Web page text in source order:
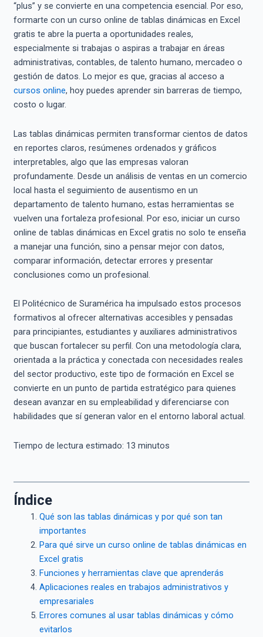
“plus” y se convierte en una competencia esencial. Por eso,
formarte con un curso online de tablas dinámicas en Excel
gratis te abre la puerta a oportunidades reales,
especialmente si trabajas o aspiras a trabajar en áreas
administrativas, contables, de talento humano, mercadeo o
gestión de datos. Lo mejor es que, gracias al acceso a
cursos online, hoy puedes aprender sin barreras de tiempo,
costo o lugar.
Las tablas dinámicas permiten transformar cientos de datos
en reportes claros, resúmenes ordenados y gráficos
interpretables, algo que las empresas valoran
profundamente. Desde un análisis de ventas en un comercio
local hasta el seguimiento de ausentismo en un
departamento de talento humano, estas herramientas se
vuelven una fortaleza profesional. Por eso, iniciar un curso
online de tablas dinámicas en Excel gratis no solo te enseña
a manejar una función, sino a pensar mejor con datos,
comparar información, detectar errores y presentar
conclusiones como un profesional.
El Politécnico de Suramérica ha impulsado estos procesos
formativos al ofrecer alternativas accesibles y pensadas
para principiantes, estudiantes y auxiliares administrativos
que buscan fortalecer su perfil. Con una metodología clara,
orientada a la práctica y conectada con necesidades reales
del sector productivo, este tipo de formación en Excel se
convierte en un punto de partida estratégico para quienes
desean avanzar en su empleabilidad y diferenciarse con
habilidades que sí generan valor en el entorno laboral actual.
Tiempo de lectura estimado: 13 minutos
Índice
Qué son las tablas dinámicas y por qué son tan
importantes
Para qué sirve un curso online de tablas dinámicas en
Excel gratis
Funciones y herramientas clave que aprenderás
Aplicaciones reales en trabajos administrativos y
empresariales
Errores comunes al usar tablas dinámicas y cómo
evitarlos